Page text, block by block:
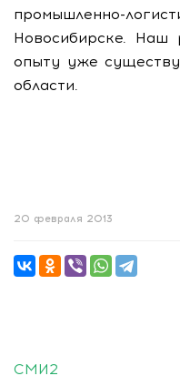
промышленно-
Новосибирске. Наш
опыту уже
области.
20 февраля 2013
СМИ2